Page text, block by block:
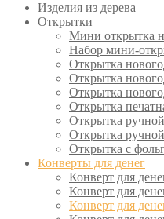
Изделия из дерева
Открытки
Мини открытка
Набор мини-
Открытка
Открытка
Открытка
Открытка
Открытка
Открытка
Открытка с
Конверты для денег
Конверт для
Конверт для
Конверт для